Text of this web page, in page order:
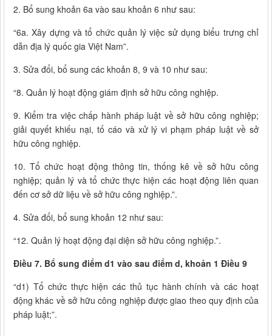
2. Bổ sung khoản 6a vào sau khoản 6 như sau:
“6a. Xây dựng và tổ chức quản lý việc sử dụng biểu trưng chỉ
dẫn địa lý quốc gia Việt Nam”.
3. Sửa đổi, bổ sung các khoản 8, 9 và 10 như sau:
“8. Quản lý hoạt động giám định sở hữu công nghiệp.
9. Kiểm tra việc chấp hành pháp luật về sở hữu công nghiệp;
giải quyết khiếu nại, tố cáo và xử lý vi phạm pháp luật về sở
hữu công nghiệp.
10. Tổ chức hoạt động thông tin, thống kê về sở hữu công
nghiệp; quản lý và tổ chức thực hiện các hoạt động liên quan
đến cơ sở dữ liệu về sở hữu công nghiệp.”.
4. Sửa đổi, bổ sung khoản 12 như sau:
“12. Quản lý hoạt động đại diện sở hữu công nghiệp.”.
Điều 7. Bổ sung điểm d1 vào sau điểm d, khoản 1 Điều 9
“d1) Tổ chức thực hiện các thủ tục hành chính và các hoạt
động khác về sở hữu công nghiệp được giao theo quy định của
pháp luật;”.